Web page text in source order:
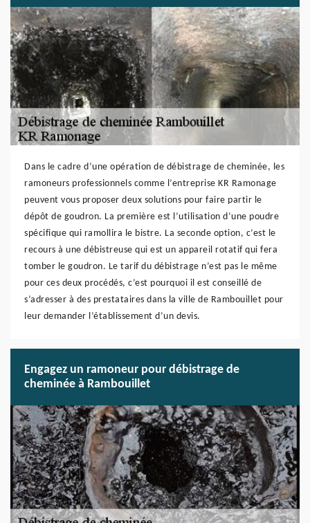
Dans le cadre d’une opération de débistrage de cheminée, les
ramoneurs professionnels comme l’entreprise KR Ramonage
peuvent vous proposer deux solutions pour faire partir le
dépôt de goudron. La première est l’utilisation d’une poudre
spécifique qui ramollira le bistre. La seconde option, c’est le
recours à une débistreuse qui est un appareil rotatif qui fera
tomber le goudron. Le tarif du débistrage n’est pas le même
pour ces deux procédés, c’est pourquoi il est conseillé de
s’adresser à des prestataires dans la ville de Rambouillet pour
leur demander l’établissement d’un devis.
Engagez un ramoneur pour débistrage de
cheminée à Rambouillet